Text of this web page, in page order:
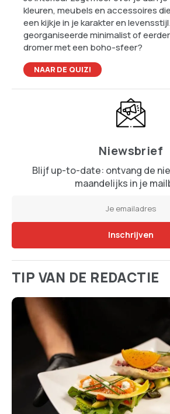
kleuren, meubels en accessoires
een kijkje in je karakter en
georganiseerde minimalist of
dromer met een boho-sfeer?
NAAR DE QUIZ!
Niewsbrief
Blijf up-to-date: ontvang de
maandelijks in je
TIP VAN DE REDACTIE